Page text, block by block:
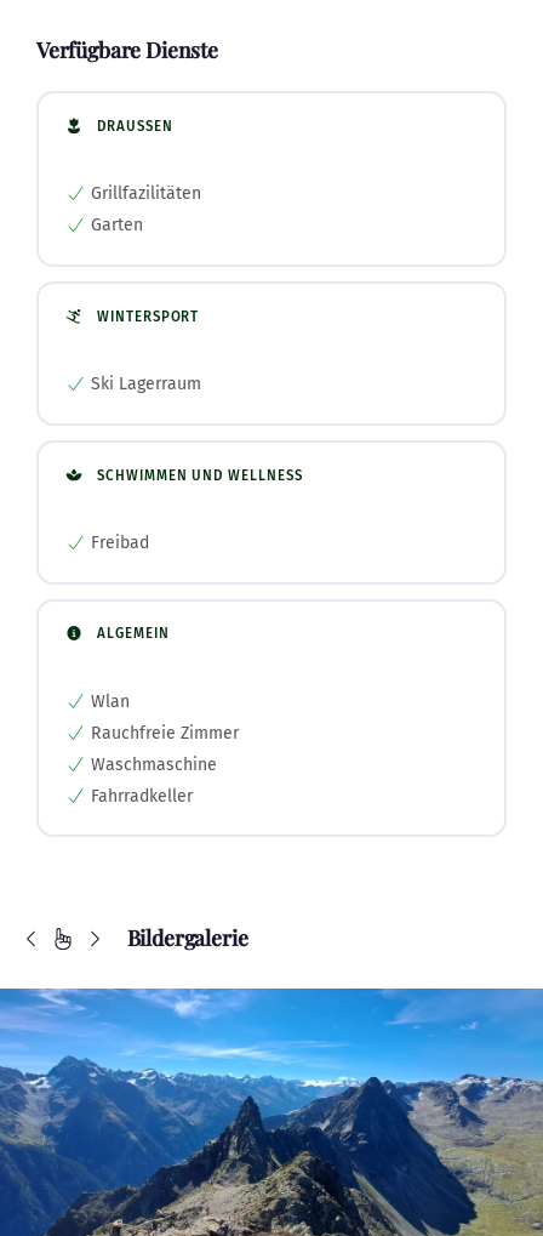
Verfügbare Dienste
DRAUSSEN
Grillfazilitäten
Garten
WINTERSPORT
Ski Lagerraum
SCHWIMMEN UND WELLNESS
Freibad
ALGEMEIN
Wlan
Rauchfreie Zimmer
Waschmaschine
Fahrradkeller
Bildergalerie